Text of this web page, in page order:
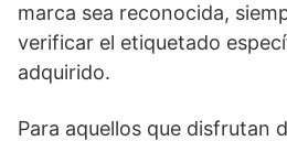
marca sea reconocida,
verificar el etiquetado
adquirido.
Para aquellos que disfrutan